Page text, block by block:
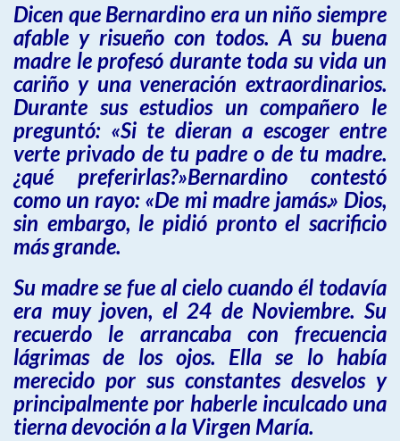
Dicen que Bernardino era un niño siempre
afable y risueño con todos. A su buena
madre le profesó durante toda su vida un
cariño y una veneración extraordinarios.
Durante sus estudios un compañero le
preguntó: «Si te dieran a escoger entre
verte privado de tu padre o de tu madre.
¿qué preferirlas?»Bernardino contestó
como un rayo: «De mi madre jamás.» Dios,
sin embargo, le pidió pronto el sacrificio
más grande.
Su madre se fue al cielo cuando él todavía
era muy joven, el 24 de Noviembre. Su
recuerdo le arrancaba con frecuencia
lágrimas de los ojos. Ella se lo había
merecido por sus constantes desvelos y
principalmente por haberle inculcado una
tierna devoción a la Virgen María.